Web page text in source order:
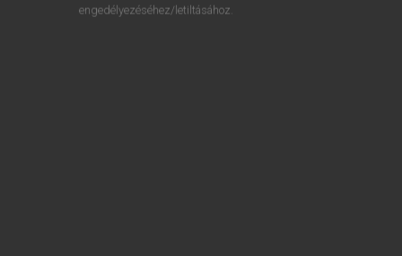
engedélyezéséhez/letiltásához.